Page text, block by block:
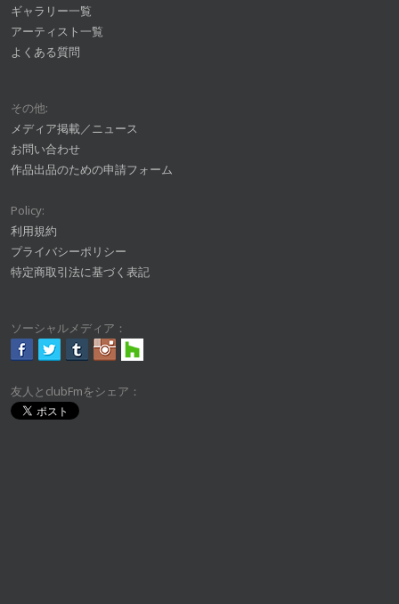
ギャラリー一覧
アーティスト一覧
よくある質問
その他:
メディア掲載／ニュース
お問い合わせ
作品出品のための申請フォーム
Policy:
利用規約
プライバシーポリシー
特定商取引法に基づく表記
ソーシャルメディア：
友人とclubFmをシェア：